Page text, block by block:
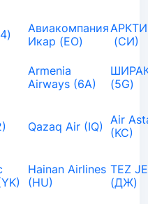
Авиакомпания
Икар (EO)
(СИ)
Armenia
Airways (6A)
(5G)
Qazaq Air (IQ) Air
(KC)
Hainan Airlines
(HU)
TEZ
(ДЖ)